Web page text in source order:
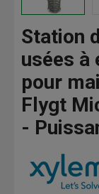
Station
usées à
pour
Flygt
-